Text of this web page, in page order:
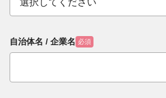
自治体名 / 企業名 必須